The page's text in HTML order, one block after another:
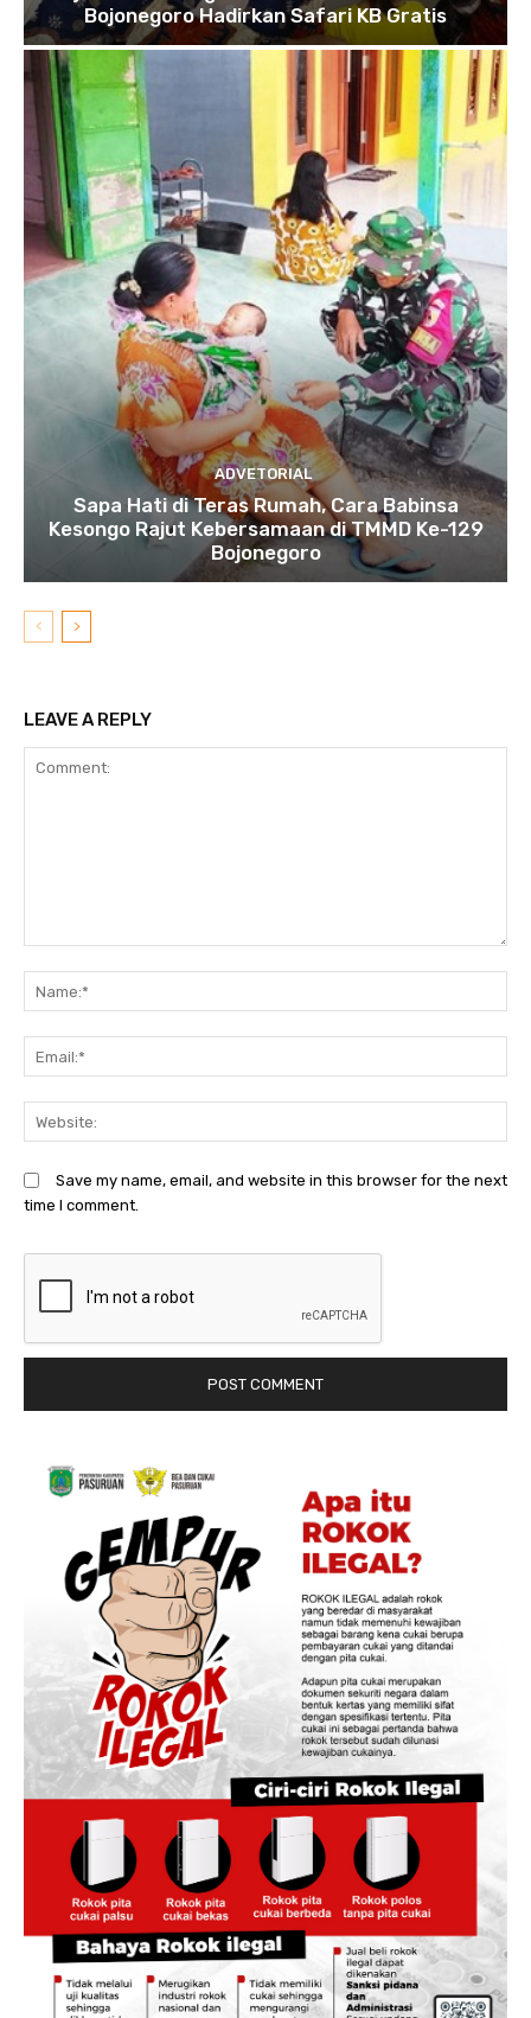
Bojonegoro Hadirkan Safari KB Gratis
ADVETORIAL
Sapa Hati di Teras Rumah, Cara Babinsa
Kesongo Rajut Kebersamaan di TMMD Ke-129
Bojonegoro
LEAVE A REPLY
Save my name, email, and website in this browser for the next
time I comment.